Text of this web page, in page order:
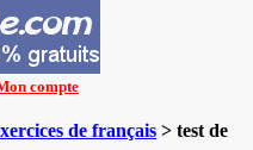
compte
de français > test de